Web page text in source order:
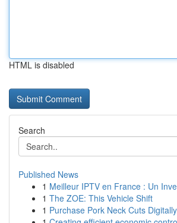
HTML is disabled
Search
Published News
1 Meilleur IPTV en France : Un
1 The ZOE: This Vehicle Shift
1 Purchase Pork Neck Cuts